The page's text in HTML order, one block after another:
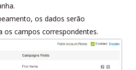
os dados serão
os campos correspondentes.